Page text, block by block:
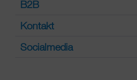
B2B
Kontakt
Socialmedia